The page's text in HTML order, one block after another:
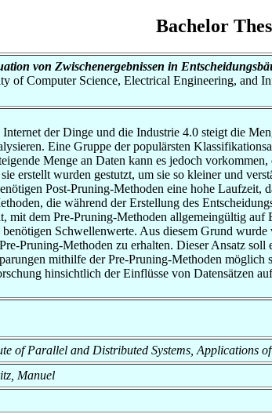
Bachelor
von Zwischenergebnissen in
of Computer Science, Electrical Engineering, and
der Dinge und die Industrie 4.0 steigt die
Eine Gruppe der populärsten
Menge an Daten kann es jedoch
erstellt wurden gestutzt, um sie so kleiner und
Post-Pruning-Methoden eine hohe
die während der Erstellung des
mit dem Pre-Pruning-Methoden allgemeingültig
Schwellenwerte. Aus diesem Grund
Pruning-Methoden zu erhalten. Dieser Ansatz
mithilfe der Pre-Pruning-Methoden
hinsichtlich der Einflüsse von Datensätzen
of Parallel and Distributed Systems, Applications
Manuel